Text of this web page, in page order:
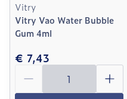
Vitry
Vitry Vao Water Bubble
Gum 4ml
€ 7,43
Aantal